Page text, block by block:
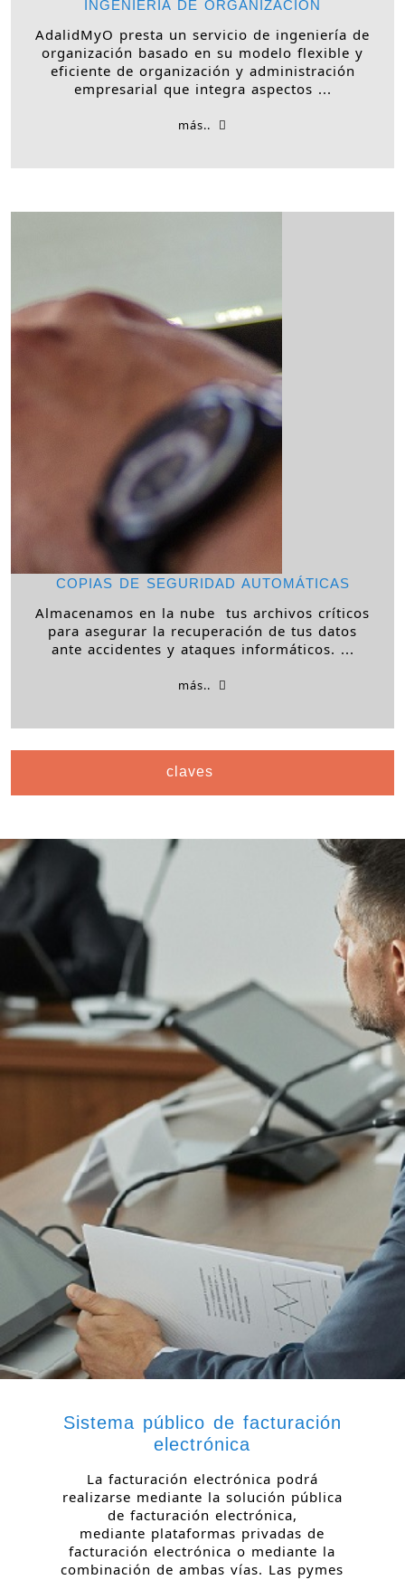
INGENIERÍA DE ORGANIZACIÓN
AdalidMyO presta un servicio de ingeniería de
organización basado en su modelo flexible y
eficiente de organización y administración
empresarial que integra aspectos ...
más..
COPIAS DE SEGURIDAD AUTOMÁTICAS
Almacenamos en la nube tus archivos críticos
para asegurar la recuperación de tus datos
ante accidentes y ataques informáticos. ...
más..
claves
Sistema público de facturación
electrónica
La facturación electrónica podrá
realizarse mediante la solución pública
de facturación electrónica,
mediante plataformas privadas de
facturación electrónica o mediante la
combinación de ambas vías. Las pymes